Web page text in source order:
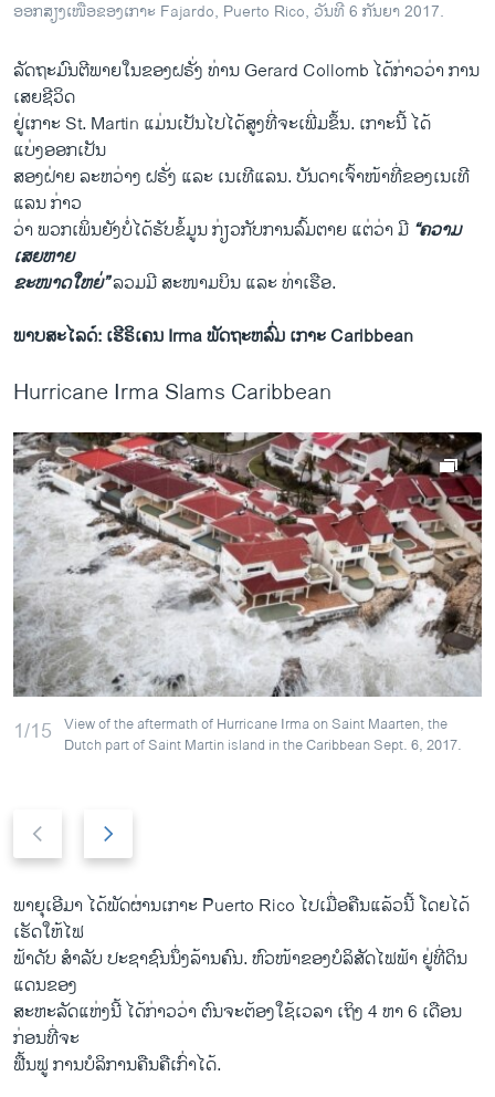
ອອກສຽງເໜືອຂອງເກາະ Fajardo, Puerto Rico, ວັນທີ 6 ກັນຍາ 2017.
ລັດຖະມົນຕີພາຍໃນຂອງຝຣັ່ງ ທ່ານ Gerard Collomb ໄດ້ກ່າວວ່າ ການ
ເສຍຊີວິດ
ຢູ່ເກາະ St. Martin ແມ່ນເປັນໄປໄດ້ສູງທີ່ຈະເພີ່ມຂຶ້ນ. ເກາະນີ້ ໄດ້
ແບ່ງອອກເປັນ
ສອງຝ່າຍ ລະຫວ່າງ ຝຣັ່ງ ແລະ ເນເທີແລນ. ບັນດາເຈົ້າໜ້າທີ່ຂອງເນເທີ
ແລນ ກ່າວ
ວ່າ ພວກເພິ່ນຍັງບໍ່ໄດ້ຮັບຂໍ້ມູນ ກ່ຽວກັບການລົ້ມຕາຍ ແຕ່ວ່າ ມີ “ຄວາມ
ເສຍຫາຍ
ຂະໜາດໃຫຍ່”ລວມມີ ສະໜາມບິນ ແລະ ທ່າເຮືອ.
ພາບສະໄລດ໌: ເຮີຣິເຄນ Irma ພັດຖະຫລົ່ມ ເກາະ Caribbean
Hurricane Irma Slams Caribbean
1/15 View of the aftermath of Hurricane Irma on Saint Maarten, the
Dutch part of Saint Martin island in the Caribbean Sept. 6, 2017.
v
i
o
u
s
s
l
s
l
d
ພາຍຸເອີມາ ໄດ້ພັດຜ່ານເກາະ Puerto Rico ໄປ​ເມື່ອຄືນ​ແລ້ວນີ້ ໂດຍໄດ້
ເຮັດໃຫ້ໄຟ
ຟ້າດັບ ສຳລັບ ປະຊາຊົນນຶ່ງລ້ານຄົນ. ຫົວໜ້າຂອງບໍລິສັດໄຟຟ້າ ຢູ່ທີ່ດິນ
ແດນຂອງ
ສະຫະລັດ​ແຫ່ງນີ້ ໄດ້ກ່າວວ່າ ຕົນຈະຕ້ອງໃຊ້ເວລາ ເຖິງ 4 ຫາ 6 ເດືອນ
ກ່ອນທີ່ຈະ
ຟື້ນຟູ ການບໍລິການຄືນຄືເກົ່າໄດ້.